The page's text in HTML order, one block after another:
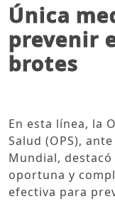
Única
prevenir
brotes
En esta línea, la
Salud (OPS),
Mundial,
oportuna y
efectiva para